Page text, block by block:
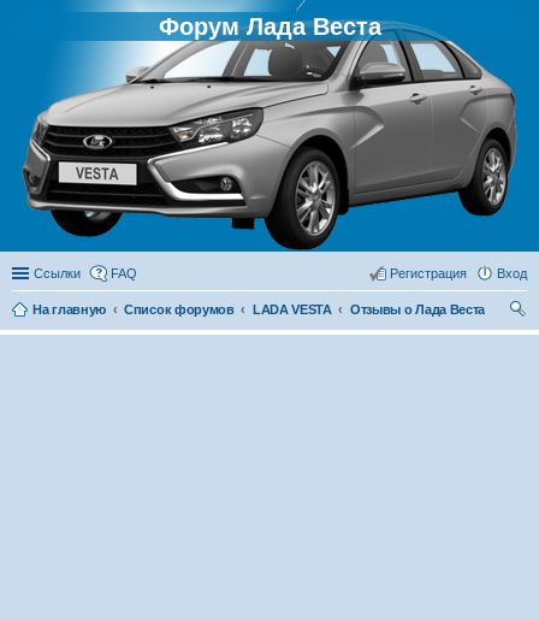
Форум Лада Веста
Ссылки FAQ Вход
Регистрация
На главную Список форумов LADA VESTA
Отзывы о Лада Веста
ои